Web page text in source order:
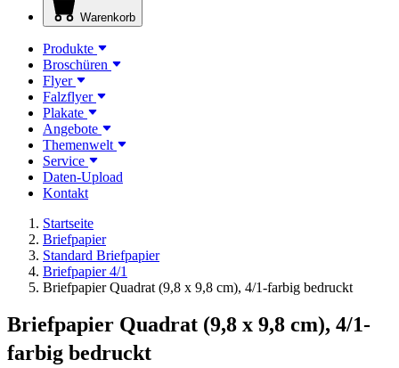
Warenkorb
Produkte
Broschüren
Flyer
Falzflyer
Plakate
Angebote
Themenwelt
Service
Daten-Upload
Kontakt
Startseite
Briefpapier
Standard Briefpapier
Briefpapier 4/1
Briefpapier Quadrat (9,8 x 9,8 cm), 4/1-farbig bedruckt
Briefpapier Quadrat (9,8 x 9,8 cm), 4/1-
farbig bedruckt